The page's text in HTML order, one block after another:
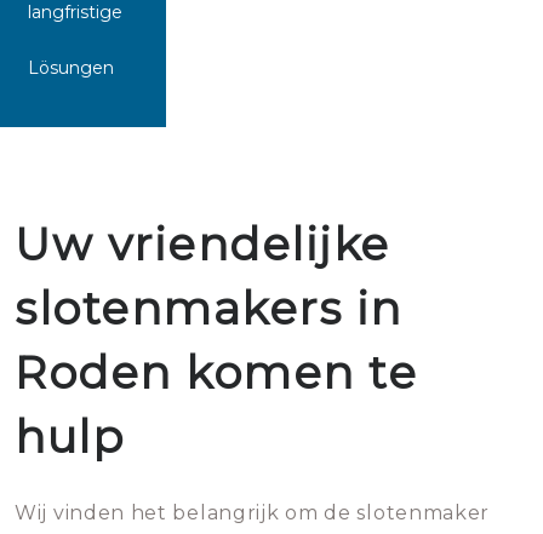
langfristige
Lösungen
Uw vriendelijke
slotenmakers in
Roden komen te
hulp
Wij vinden het belangrijk om de slotenmaker